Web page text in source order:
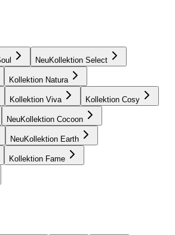
NeuKollektion Select
Kollektion Natura
Kollektion Viva Kollektion Cosy
NeuKollektion Cocoon
NeuKollektion Earth
Kollektion Fame